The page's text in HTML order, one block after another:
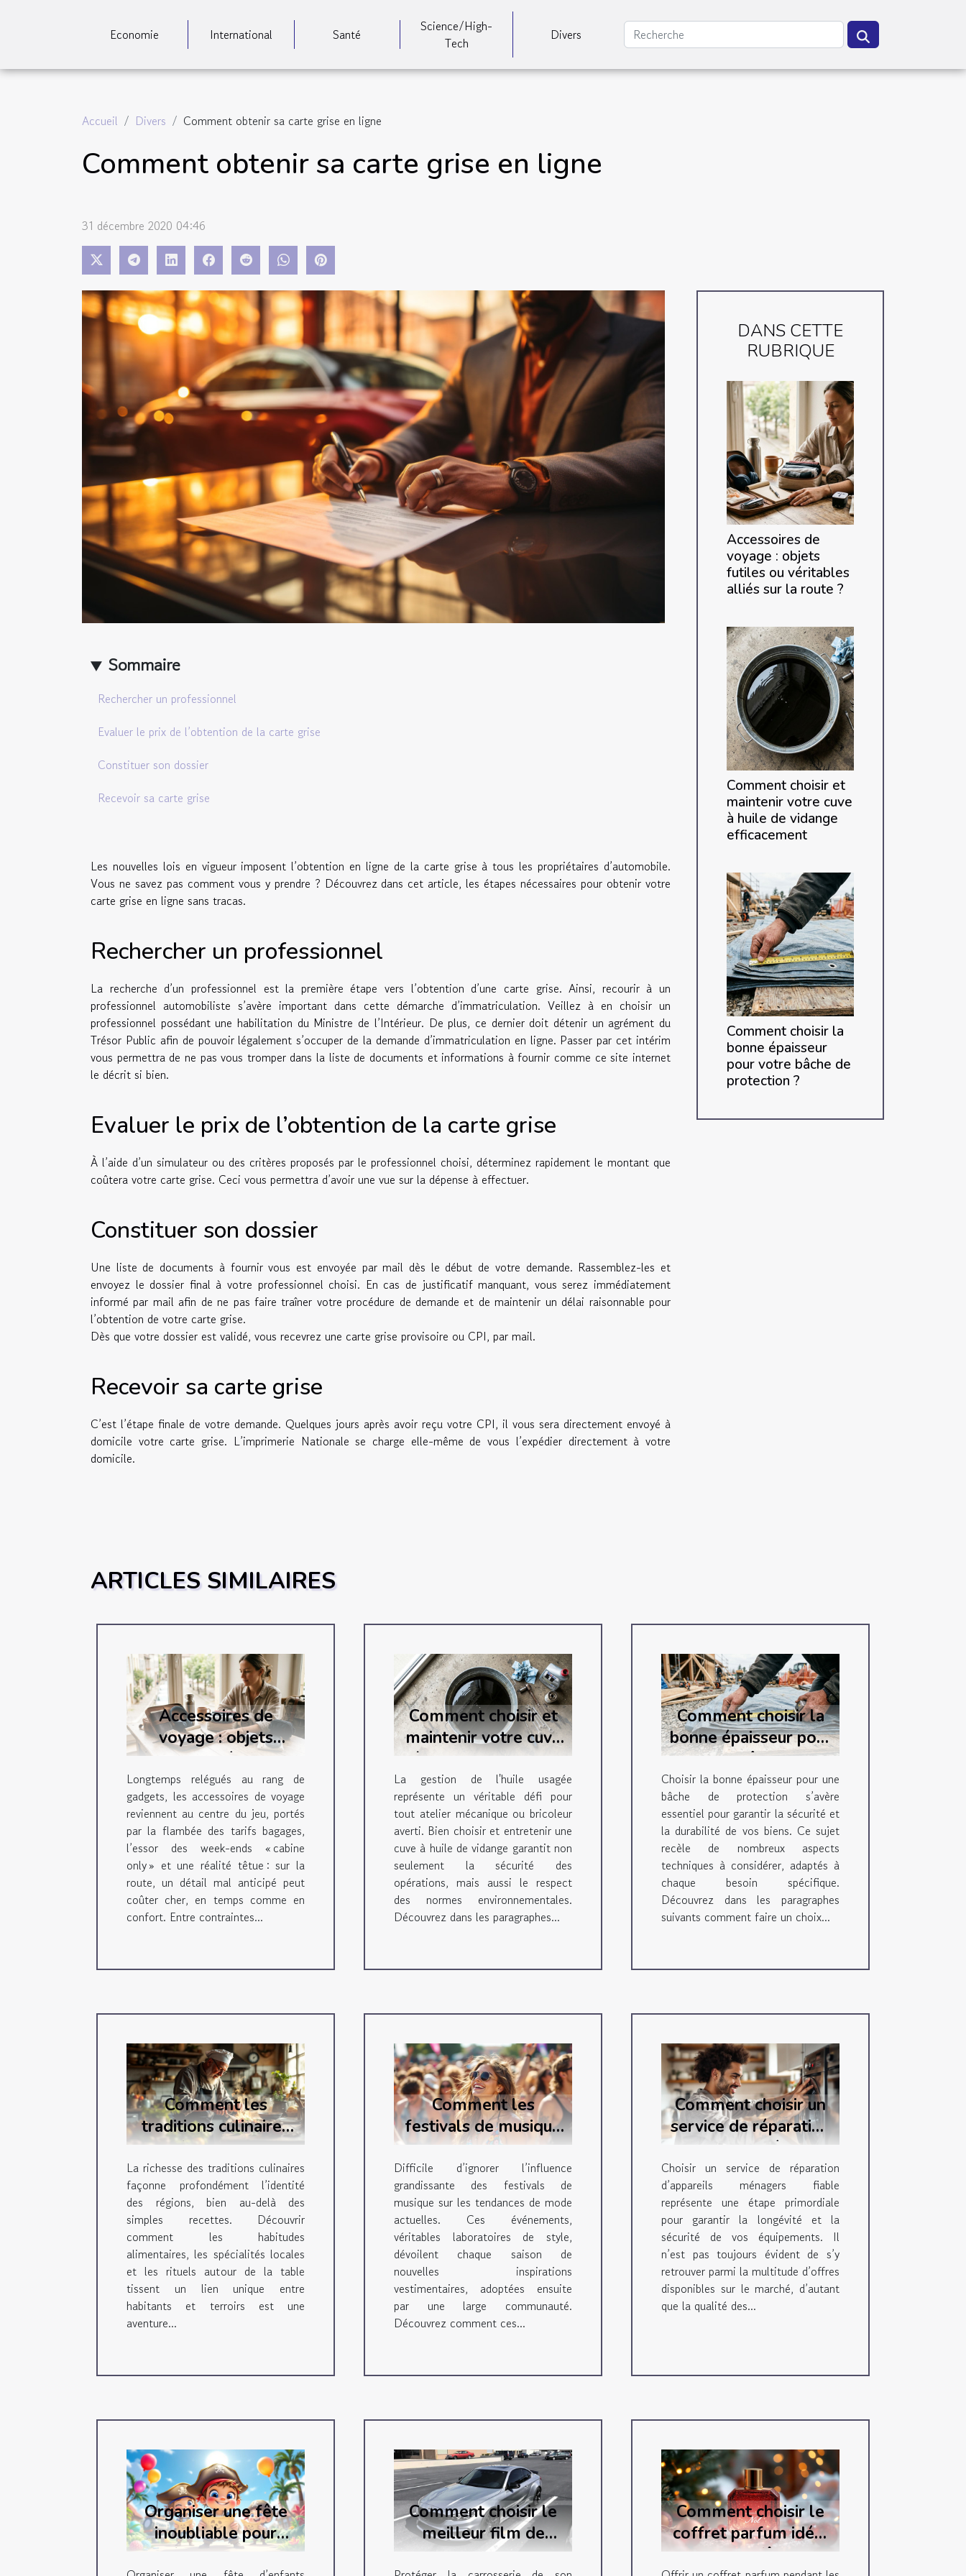
Economie International Santé
Science/High-
Tech
Divers
Accueil Divers Comment obtenir sa carte grise en ligne
Comment obtenir sa carte grise en ligne
31 décembre 2020 04:46
Sommaire
Rechercher un professionnel
Evaluer le prix de l’obtention de la carte grise
Constituer son dossier
Recevoir sa carte grise
Les nouvelles lois en vigueur imposent l’obtention en ligne de la carte grise à tous les propriétaires d’automobile.
Vous ne savez pas comment vous y prendre ? Découvrez dans cet article, les étapes nécessaires pour obtenir votre
carte grise en ligne sans tracas.
Rechercher un professionnel
La recherche d’un professionnel est la première étape vers l’obtention d’une carte grise. Ainsi, recourir à un
professionnel automobiliste s’avère important dans cette démarche d’immatriculation. Veillez à en choisir un
professionnel possédant une habilitation du Ministre de l’Intérieur. De plus, ce dernier doit détenir un agrément du
Trésor Public afin de pouvoir légalement s’occuper de la demande d’immatriculation en ligne. Passer par cet intérim
vous permettra de ne pas vous tromper dans la liste de documents et informations à fournir comme ce site internet
le décrit si bien.
Evaluer le prix de l’obtention de la carte grise
À l’aide d’un simulateur ou des critères proposés par le professionnel choisi, déterminez rapidement le montant que
coûtera votre carte grise. Ceci vous permettra d’avoir une vue sur la dépense à effectuer.
Constituer son dossier
Une liste de documents à fournir vous est envoyée par mail dès le début de votre demande. Rassemblez-les et
envoyez le dossier final à votre professionnel choisi. En cas de justificatif manquant, vous serez immédiatement
informé par mail afin de ne pas faire traîner votre procédure de demande et de maintenir un délai raisonnable pour
l’obtention de votre carte grise.
Dès que votre dossier est validé, vous recevrez une carte grise provisoire ou CPI, par mail.
Recevoir sa carte grise
C’est l’étape finale de votre demande. Quelques jours après avoir reçu votre CPI, il vous sera directement envoyé à
domicile votre carte grise. L’imprimerie Nationale se charge elle-même de vous l’expédier directement à votre
domicile.
DANS CETTE
RUBRIQUE
Accessoires de
voyage : objets
futiles ou véritables
alliés sur la route ?
Comment choisir et
maintenir votre cuve
à huile de vidange
efficacement
Comment choisir la
bonne épaisseur
pour votre bâche de
protection ?
ARTICLES SIMILAIRES
Accessoires de
voyage : objets
futiles ou véritables
alliés sur la route ?
Longtemps relégués au rang de
gadgets, les accessoires de voyage
reviennent au centre du jeu, portés
par la flambée des tarifs bagages,
l’essor des week-ends « cabine
only » et une réalité têtue : sur la
route, un détail mal anticipé peut
coûter cher, en temps comme en
confort. Entre contraintes...
Comment choisir et
maintenir votre cuve
à huile de vidange
efficacement
La gestion de l'huile usagée
représente un véritable défi pour
tout atelier mécanique ou bricoleur
averti. Bien choisir et entretenir une
cuve à huile de vidange garantit non
seulement la sécurité des
opérations, mais aussi le respect
des normes environnementales.
Découvrez dans les paragraphes...
Comment choisir la
bonne épaisseur pour
votre bâche de
protection ?
Choisir la bonne épaisseur pour une
bâche de protection s’avère
essentiel pour garantir la sécurité et
la durabilité de vos biens. Ce sujet
recèle de nombreux aspects
techniques à considérer, adaptés à
chaque besoin spécifique.
Découvrez dans les paragraphes
suivants comment faire un choix...
Comment les
traditions culinaires
renforcent-elles
l'identité régionale ?
La richesse des traditions culinaires
façonne profondément l’identité
des régions, bien au-delà des
simples recettes. Découvrir
comment les habitudes
alimentaires, les spécialités locales
et les rituels autour de la table
tissent un lien unique entre
habitants et terroirs est une
aventure...
Comment les
festivals de musique
influencent-ils les
tendances de mode
actuelles ?
Difficile d’ignorer l’influence
grandissante des festivals de
musique sur les tendances de mode
actuelles. Ces événements,
véritables laboratoires de style,
dévoilent chaque saison de
nouvelles inspirations
vestimentaires, adoptées ensuite
par une large communauté.
Découvrez comment ces...
Comment choisir un
service de réparation
d'appareils ménagers
fiable ?
Choisir un service de réparation
d’appareils ménagers fiable
représente une étape primordiale
pour garantir la longévité et la
sécurité de vos équipements. Il
n’est pas toujours évident de s’y
retrouver parmi la multitude d’offres
disponibles sur le marché, d’autant
que la qualité des...
Organiser une fête
inoubliable pour
enfants avec une
Comment choisir le
meilleur film de
protection auto pour
Comment choisir le
coffret parfum idéal
pour les fêtes ?